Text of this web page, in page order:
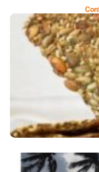
Comer Bem: